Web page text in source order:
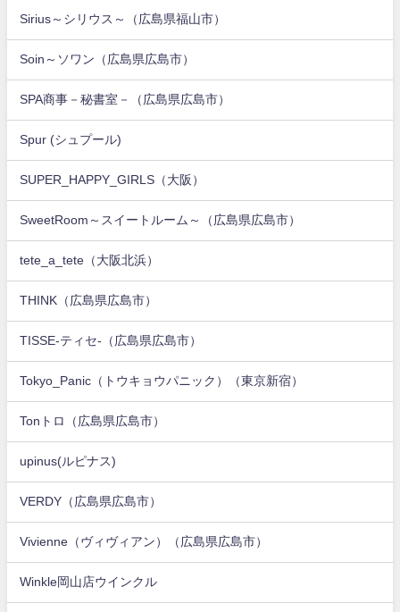
Sirius～シリウス～（広島県福山市）
Soin～ソワン（広島県広島市）
SPA商事－秘書室－（広島県広島市）
Spur (シュプール)
SUPER_HAPPY_GIRLS（大阪）
SweetRoom～スイートルーム～（広島県広島市）
tete_a_tete（大阪北浜）
THINK（広島県広島市）
TISSE-ティセ-（広島県広島市）
Tokyo_Panic（トウキョウパニック）（東京新宿）
Tonトロ（広島県広島市）
upinus(ルピナス)
VERDY（広島県広島市）
Vivienne（ヴィヴィアン）（広島県広島市）
Winkle岡山店ウインクル